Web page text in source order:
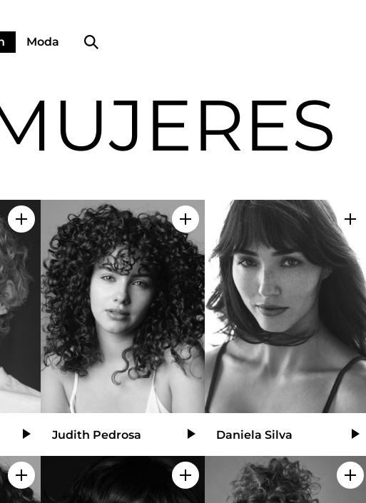
Moda
Video
Añadir a mi selección
Judith Pedrosa Video
Añadir a mi selección
Daniela Silva
Añadir a mi selección Añadir a mi selección